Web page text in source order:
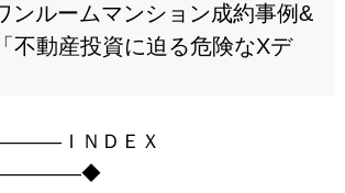
ンルームマンション成約事例&
不動産投資に迫る危険なXデ
ＩＮＤＥＸ